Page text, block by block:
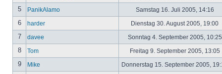
5 PanikAlamo Samstag 16. Juli 2005, 14:16
6 harder Dienstag 30. August 2005, 19:00
7 davee Sonntag 4. September 2005,
8 Tom Freitag 9. September 2005, 13:05
9 Mike Donnerstag 15. September 2005,